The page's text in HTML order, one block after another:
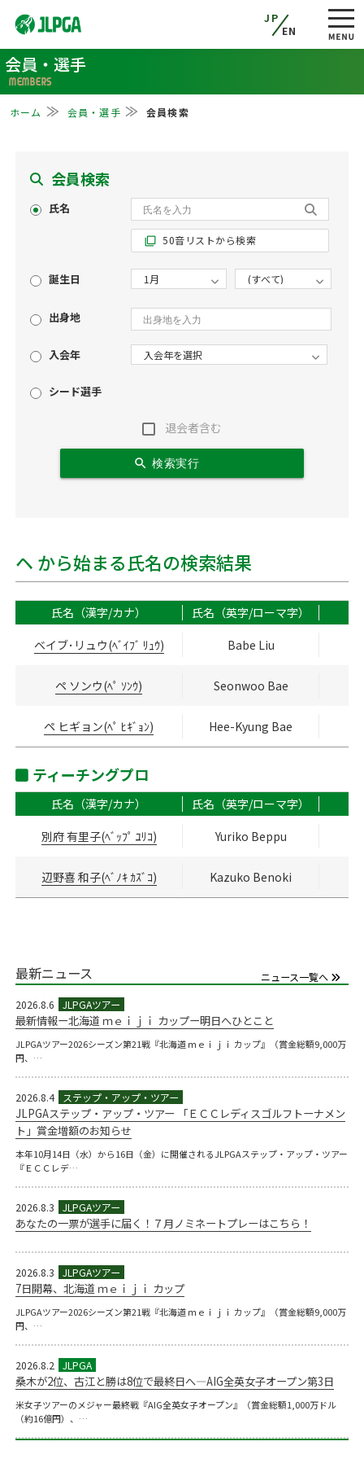
JP
EN
会員・選手
MEMBERS
ホーム 会員・選手 会員検索
会員検索
氏名
filter_none 50音リストから検索
誕生日
出身地
入会年
シード選手
search 検索実行
退会者含む
ヘ から始まる氏名の検索結果
氏名（漢字/カナ）
氏名（英字/ローマ字）
ベイブ･リュウ(ﾍﾞｲﾌﾞ ﾘｭｳ)
Babe Liu
ペ ソンウ(ﾍﾟ ｿﾝｳ) Seonwoo Bae
ペ ヒギョン(ﾍﾟ ﾋｷﾞｮﾝ) Hee-Kyung Bae
ティーチングプロ
氏名（漢字/カナ）
氏名（英字/ローマ字）
別府 有里子(ﾍﾞｯﾌﾟ ﾕﾘｺ)
Yuriko Beppu
辺野喜 和子(ﾍﾞﾉｷ ｶｽﾞｺ) Kazuko Benoki
最新ニュース
ニュース一覧へ
2026.8.6
最新情報ー北海道 ｍｅｉｊｉ カップー明日へひとこと
JLPGAツアー2026シーズン第21戦『北海道 ｍｅｉｊｉ カップ』（賞金総額9,000万
円、…
2026.8.4
JLPGAステップ・アップ・ツアー 「ＥＣＣレディスゴルフトーナメン
ト」賞金増額のお知らせ
本年10月14日（水）から16日（金）に開催されるJLPGAステップ・アップ・ツアー
『ＥＣＣレデ…
2026.8.3
あなたの一票が選手に届く！７月ノミネートプレーはこちら！
2026.8.3
7日開幕、北海道 ｍｅｉｊｉ カップ
JLPGAツアー2026シーズン第21戦『北海道 ｍｅｉｊｉ カップ』（賞金総額9,000万
円、…
2026.8.2
桑木が2位、古江と勝は8位で最終日へ―AIG全英女子オープン第3日
米女子ツアーのメジャー最終戦『AIG全英女子オープン』（賞金総額1,000万ドル
（約16億円）、…